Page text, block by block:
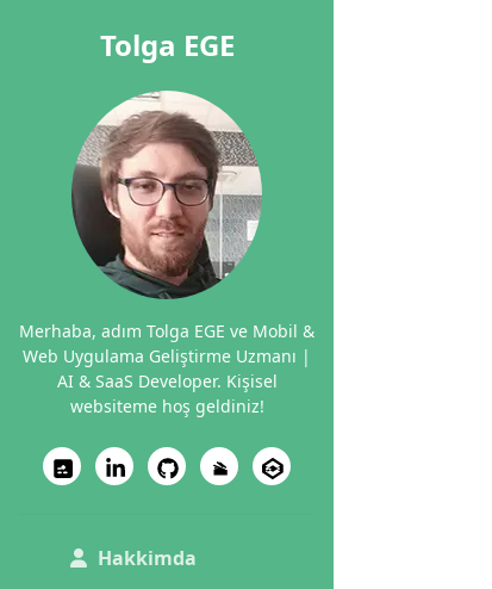
Tolga EGE
Merhaba, adım Tolga EGE ve Mobil &
Web Uygulama Geliştirme Uzmanı |
AI & SaaS Developer. Kişisel
websiteme hoş geldiniz!
Hakkimda